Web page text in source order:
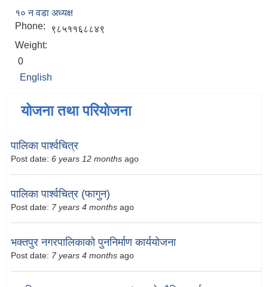
१० न वडा अध्यक्ष
Phone:
९८५११६८८४९
Weight:
0
English
योजना तथा परियोजना
पालिका पार्श्वचित्र
Post date: 6 years 12 months ago
पालिका पार्श्वचित्र (फागुन)
Post date: 7 years 4 months ago
भक्तपुर नगरपालिकाको पुननिर्माण कार्ययोजना
Post date: 7 years 4 months ago